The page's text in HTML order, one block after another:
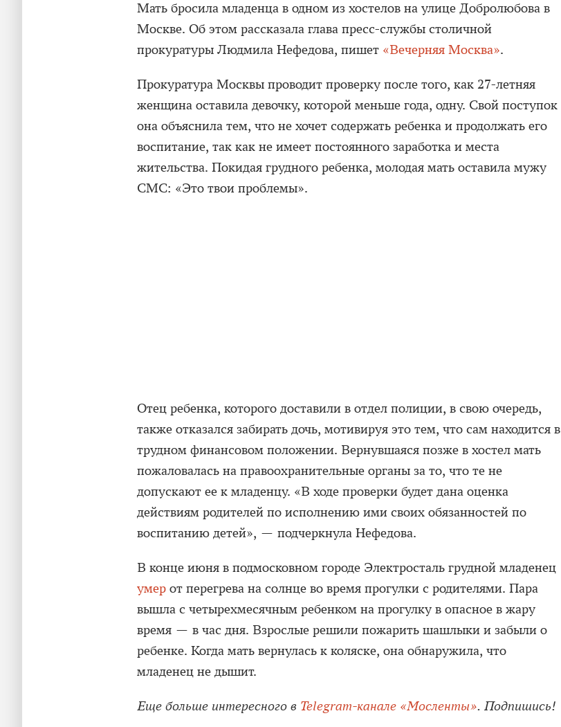
Мать бросила младенца в одном из хостелов на улице Добролюбова в
Москве. Об этом рассказала глава пресс-службы столичной
прокуратуры Людмила Нефедова, пишет «Вечерняя Москва».
Прокуратура Москвы проводит проверку после того, как 27-летняя
женщина оставила девочку, которой меньше года, одну. Свой поступок
она объяснила тем, что не хочет содержать ребенка и продолжать его
воспитание, так как не имеет постоянного заработка и места
жительства. Покидая грудного ребенка, молодая мать оставила мужу
СМС: «Это твои проблемы».
Отец ребенка, которого доставили в отдел полиции, в свою очередь,
также отказался забирать дочь, мотивируя это тем, что сам находится в
трудном финансовом положении. Вернувшаяся позже в хостел мать
пожаловалась на правоохранительные органы за то, что те не
допускают ее к младенцу. «В ходе проверки будет дана оценка
действиям родителей по исполнению ими своих обязанностей по
воспитанию детей», — подчеркнула Нефедова.
В конце июня в подмосковном городе Электросталь грудной младенец
умер от перегрева на солнце во время прогулки с родителями. Пара
вышла с четырехмесячным ребенком на прогулку в опасное в жару
время — в час дня. Взрослые решили пожарить шашлыки и забыли о
ребенке. Когда мать вернулась к коляске, она обнаружила, что
младенец не дышит.
Еще больше интересного в Telegram-канале «Мосленты». Подпишись!